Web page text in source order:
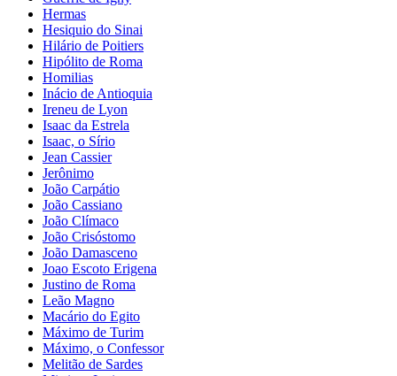
Hermas
Hesiquio do Sinai
Hilário de Poitiers
Hipólito de Roma
Homilias
Inácio de Antioquia
Ireneu de Lyon
Isaac da Estrela
Isaac, o Sírio
Jean Cassier
Jerônimo
João Carpátio
João Cassiano
João Clímaco
João Crisóstomo
João Damasceno
Joao Escoto Erigena
Justino de Roma
Leão Magno
Macário do Egito
Máximo de Turim
Máximo, o Confessor
Melitão de Sardes